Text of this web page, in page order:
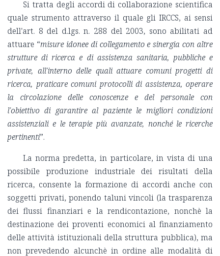
Si tratta degli accordi di collaborazione scientifica
quale strumento attraverso il quale gli IRCCS, ai sensi
dell'art. 8 del d.lgs. n. 288 del 2003, sono abilitati ad
attuare “misure idonee di collegamento e sinergia con altre
strutture di ricerca e di assistenza sanitaria, pubbliche e
private, all'interno delle quali attuare comuni progetti di
ricerca, praticare comuni protocolli di assistenza, operare
la circolazione delle conoscenze e del personale con
l'obiettivo di garantire al paziente le migliori condizioni
assistenziali e le terapie più avanzate, nonché le ricerche
pertinenti”.
La norma predetta, in particolare, in vista di una
possibile produzione industriale dei risultati della
ricerca, consente la formazione di accordi anche con
soggetti privati, ponendo taluni vincoli (la trasparenza
dei flussi finanziari e la rendicontazione, nonchè la
destinazione dei proventi economici al finanziamento
delle attività istituzionali della struttura pubblica), ma
non prevedendo alcunchè in ordine alle modalità di